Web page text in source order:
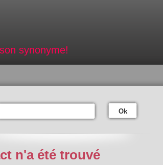
synonyme!
Ok
n'a été trouvé